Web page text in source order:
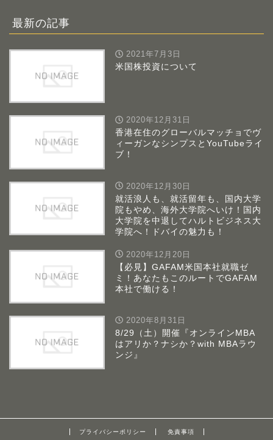
最新の記事
2021年7月3日
米国株投資について
2020年12月31日
香港在住のグローバルマッチョでヴ
ィーガンなシンプスとYouTubeライ
ブ！
2020年12月30日
就活浪人も、就活留年も、国内大学
院もやめ、海外大学院へいけ！国内
大学院を中退してハルトビジネス大
学院へ！ドバイの魅力も！
2020年12月20日
【必見】GAFAM米国本社就職ゼ
ミ！あなたもこのルートでGAFAM
本社で働ける！
2020年8月31日
8/29（土）開催『オンラインMBA
はアリか？ナシか？with MBAラウ
ンジ』
プライバシーポリシー 免責事項